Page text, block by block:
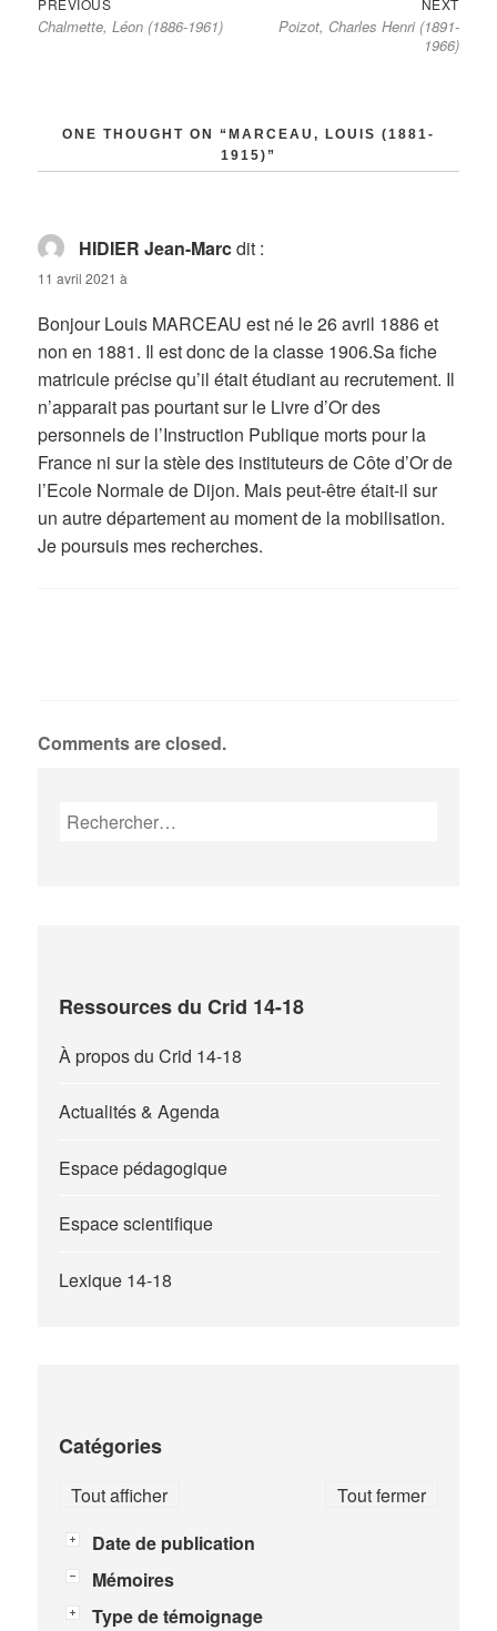
de
PREVIOUS
post:
Chalmette, Léon (1886-1961)
NEXT
post:
Poizot, Charles Henri (1891-
1966)
ONE THOUGHT ON “MARCEAU, LOUIS (1881-
1915)”
HIDIER Jean-Marcdit :
11 avril 2021 à
Bonjour Louis MARCEAU est né le 26 avril 1886 et
non en 1881. Il est donc de la classe 1906.Sa fiche
matricule précise qu’il était étudiant au recrutement. Il
n’apparait pas pourtant sur le Livre d’Or des
personnels de l’Instruction Publique morts pour la
France ni sur la stèle des instituteurs de Côte d’Or de
l’Ecole Normale de Dijon. Mais peut-être était-il sur
un autre département au moment de la mobilisation.
Je poursuis mes recherches.
Comments are closed.
Rechercher :
Ressources du Crid 14-18
À propos du Crid 14-18
Actualités & Agenda
Espace pédagogique
Espace scientifique
Lexique 14-18
Catégories
Tout fermer
Tout afficher
Date de publication
Mémoires
Type de témoignage